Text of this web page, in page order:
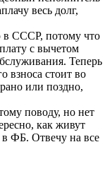
весь долг,
в СССР, потому что
с вычетом
Теперь
взноса стоит во
или поздно,
поводу, но нет
как живут
ФБ. Отвечу на все